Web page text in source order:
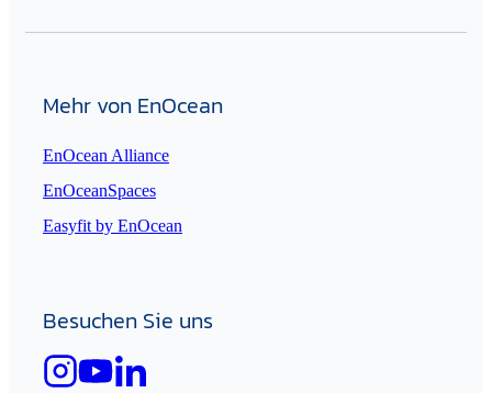
Mehr von EnOcean
EnOcean Alliance
EnOceanSpaces
Easyfit by EnOcean
Besuchen Sie uns